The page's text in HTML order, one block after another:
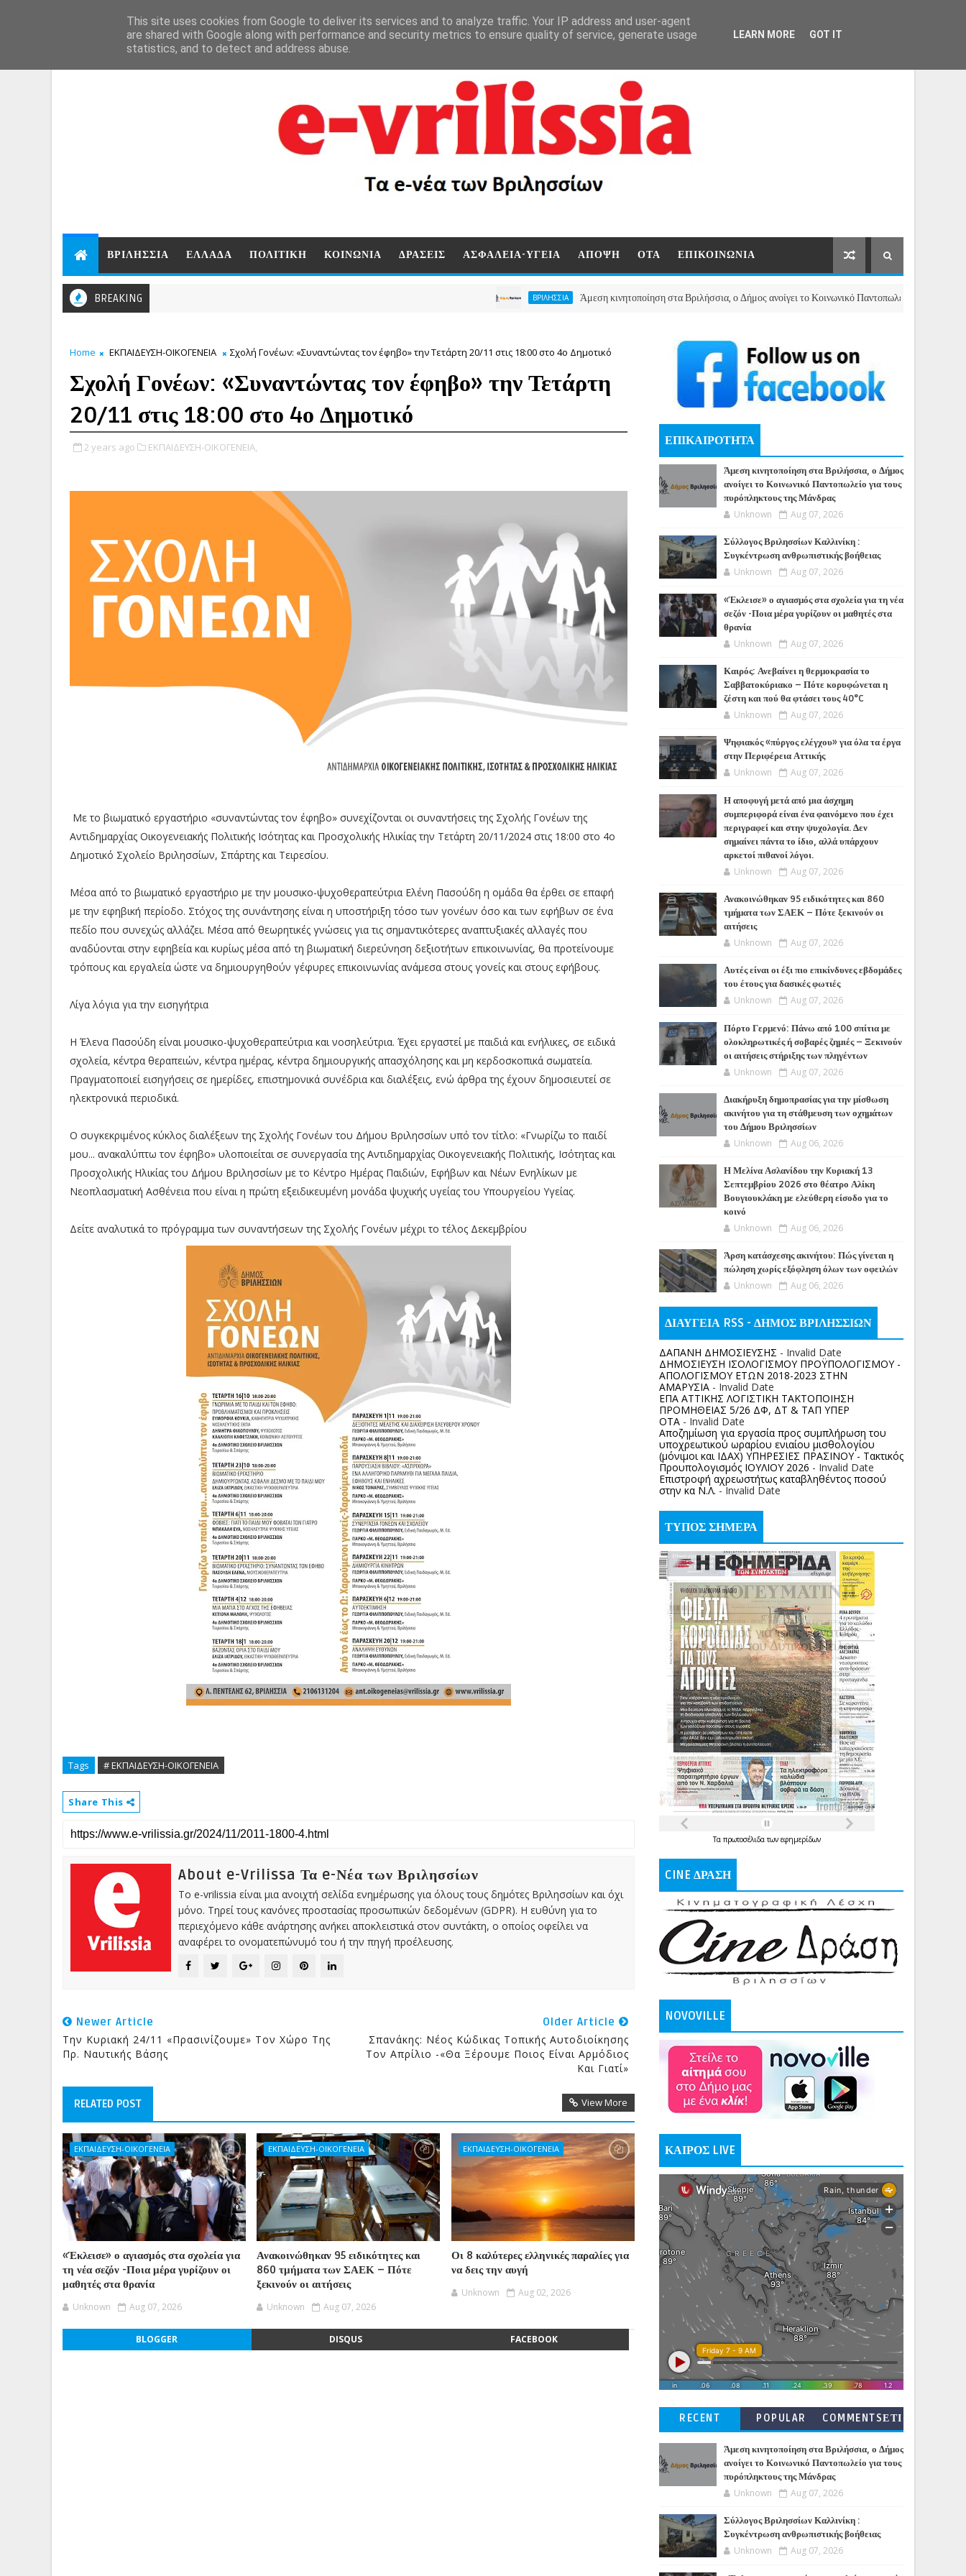
ΒΡΙΛΗΣΣΙΑ ΕΛΛΑΔΑ ΠΟΛΙΤΙΚΗ ΚΟΙΝΩΝΙΑ ΔΡΑΣΕΙΣ ΑΣΦΑΛΕΙΑ-ΥΓΕΙΑ ΑΠΟΨΗ ΟΤΑ ΕΠΙΚΟΙΝΩΝΙΑ
BREAKING ΒΡΙΛΗΣΣΙΑ Άμεση κινητοποίηση στα Βριλήσσια, ο Δήμος ανοίγει το Κοινωνικό Παντοπωλείο για τους
Home ΕΚΠΑΙΔΕΥΣΗ-ΟΙΚΟΓΕΝΕΙΑ Σχολή Γονέων: «Συναντώντας τον έφηβο» την Τετάρτη 20/11 στις 18:00 στο 4ο Δημοτικό
Σχολή Γονέων: «Συναντώντας τον έφηβο» την Τετάρτη
20/11 στις 18:00 στο 4ο Δημοτικό
2 years ago ΕΚΠΑΙΔΕΥΣΗ-ΟΙΚΟΓΕΝΕΙΑ,
Με το βιωματικό εργαστήριο «συναντώντας τον έφηβο» συνεχίζονται οι συναντήσεις της Σχολής Γονέων της
Αντιδημαρχίας Οικογενειακής Πολιτικής Ισότητας και Προσχολικής Ηλικίας την Τετάρτη 20/11/2024 στις 18:00 στο 4ο
Δημοτικό Σχολείο Βριλησσίων, Σπάρτης και Τειρεσίου.
Μέσα από το βιωματικό εργαστήριο με την μουσικο-ψυχοθεραπεύτρια Ελένη Πασούδη η ομάδα θα έρθει σε επαφή
με την εφηβική περίοδο. Στόχος της συνάντησης είναι η υποστήριξη τόσο των γονέων όσο και των εφήβων σε ένα
πεδίο που συνεχώς αλλάζει. Μέσα από θεωρητικές γνώσεις για τις σημαντικότερες αναπτυξιακές αλλαγές που
αναδύονται στην εφηβεία και κυρίως μέσα από τη βιωματική διερεύνηση δεξιοτήτων επικοινωνίας, θα προτείνουμε
τρόπους και εργαλεία ώστε να δημιουργηθούν γέφυρες επικοινωνίας ανάμεσα στους γονείς και στους εφήβους.
Λίγα λόγια για την εισηγήτρια
Η Έλενα Πασούδη είναι μουσικο-ψυχοθεραπεύτρια και νοσηλεύτρια. Έχει εργαστεί με παιδιά και ενήλικες, σε ειδικά
σχολεία, κέντρα θεραπειών, κέντρα ημέρας, κέντρα δημιουργικής απασχόλησης και μη κερδοσκοπικά σωματεία.
Πραγματοποιεί εισηγήσεις σε ημερίδες, επιστημονικά συνέδρια και διαλέξεις, ενώ άρθρα της έχουν δημοσιευτεί σε
ηλεκτρονικά περιοδικά.
Ο συγκεκριμένος κύκλος διαλέξεων της Σχολής Γονέων του Δήμου Βριλησσίων υπό τον τίτλο: «Γνωρίζω το παιδί
μου... ανακαλύπτω τον έφηβο» υλοποιείται σε συνεργασία της Αντιδημαρχίας Οικογενειακής Πολιτικής, Ισότητας και
Προσχολικής Ηλικίας του Δήμου Βριλησσίων με το Κέντρο Ημέρας Παιδιών, Εφήβων και Νέων Ενηλίκων με
Νεοπλασματική Ασθένεια που είναι η πρώτη εξειδικευμένη μονάδα ψυχικής υγείας του Υπουργείου Υγείας.
Δείτε αναλυτικά το πρόγραμμα των συναντήσεων της Σχολής Γονέων μέχρι το τέλος Δεκεμβρίου
Tags # ΕΚΠΑΙΔΕΥΣΗ-ΟΙΚΟΓΕΝΕΙΑ
Share This
About e-Vrilissa Τα e-Νέα των Βριλησσίων
Το e-vrilissia είναι μια ανοιχτή σελίδα ενημέρωσης για όλους τους δημότες Βριλησσίων και όχι
μόνο. Τηρεί τους κανόνες προστασίας προσωπικών δεδομένων (GDPR). Η ευθύνη για το
περιεχόμενο κάθε ανάρτησης ανήκει αποκλειστικά στον συντάκτη, ο οποίος οφείλει να
αναφέρει το ονοματεπώνυμό του ή την πηγή προέλευσης.
Newer Article
Tην Κυριακή 24/11 «πρασινίζουμε» Τον Χώρο Της
Πρ. Ναυτικής Βάσης
Older Article
Σπανάκης: Νέος Κώδικας Τοπικής Αυτοδιοίκησης
Τον Απρίλιο -«Θα Ξέρουμε Ποιος Είναι Αρμόδιος
Και Γιατί»
RELATED POST View More
ΕΚΠΑΙΔΕΥΣΗ-ΟΙΚΟΓΕΝΕΙΑ
«Έκλεισε» ο αγιασμός στα σχολεία για
τη νέα σεζόν -Ποια μέρα γυρίζουν οι
μαθητές στα θρανία
Unknown Aug 07, 2026
ΕΚΠΑΙΔΕΥΣΗ-ΟΙΚΟΓΕΝΕΙΑ
Ανακοινώθηκαν 95 ειδικότητες και
860 τμήματα των ΣΑΕΚ – Πότε
ξεκινούν οι αιτήσεις
Unknown Aug 07, 2026
ΕΚΠΑΙΔΕΥΣΗ-ΟΙΚΟΓΕΝΕΙΑ
Οι 8 καλύτερες ελληνικές παραλίες για
να δεις την αυγή
Unknown Aug 02, 2026
BLOGGER DISQUS FACEBOOK
ΕΠΙΚΑΙΡΟΤΗΤΑ
Άμεση κινητοποίηση στα Βριλήσσια, ο Δήμος
ανοίγει το Κοινωνικό Παντοπωλείο για τους
πυρόπληκτους της Μάνδρας
Unknown Aug 07, 2026
Σύλλογος Βριλησσίων Καλλινίκη :
Συγκέντρωση ανθρωπιστικής βοήθειας
Unknown Aug 07, 2026
«Έκλεισε» ο αγιασμός στα σχολεία για τη νέα
σεζόν -Ποια μέρα γυρίζουν οι μαθητές στα
θρανία
Unknown Aug 07, 2026
Καιρός: Ανεβαίνει η θερμοκρασία το
Σαββατοκύριακο – Πότε κορυφώνεται η
ζέστη και πού θα φτάσει τους 40°C
Unknown Aug 07, 2026
Ψηφιακός «πύργος ελέγχου» για όλα τα έργα
στην Περιφέρεια Αττικής
Unknown Aug 07, 2026
Η αποφυγή μετά από μια άσχημη
συμπεριφορά είναι ένα φαινόμενο που έχει
περιγραφεί και στην ψυχολογία. Δεν
σημαίνει πάντα το ίδιο, αλλά υπάρχουν
αρκετοί πιθανοί λόγοι.
Unknown Aug 07, 2026
Ανακοινώθηκαν 95 ειδικότητες και 860
τμήματα των ΣΑΕΚ – Πότε ξεκινούν οι
αιτήσεις
Unknown Aug 07, 2026
Αυτές είναι οι έξι πιο επικίνδυνες εβδομάδες
του έτους για δασικές φωτιές
Unknown Aug 07, 2026
Πόρτο Γερμενό: Πάνω από 100 σπίτια με
ολοκληρωτικές ή σοβαρές ζημιές – Ξεκινούν
οι αιτήσεις στήριξης των πληγέντων
Unknown Aug 07, 2026
Διακήρυξη δημοπρασίας για την μίσθωση
ακινήτου για τη στάθμευση των οχημάτων
του Δήμου Βριλησσίων
Unknown Aug 06, 2026
Η Μελίνα Ασλανίδου την Kυριακή 13
Σεπτεμβρίου 2026 στο θέατρο Αλίκη
Βουγιουκλάκη με ελεύθερη είσοδο για το
κοινό
Unknown Aug 06, 2026
Άρση κατάσχεσης ακινήτου: Πώς γίνεται η
πώληση χωρίς εξόφληση όλων των οφειλών
Unknown Aug 06, 2026
ΔΙΑΥΓΕΙΑ RSS - ΔΗΜΟΣ ΒΡΙΛΗΣΣΙΩΝ
ΔΑΠΑΝΗ ΔΗΜΟΣΙΕΥΣΗΣ - Invalid Date
ΔΗΜΟΣΙΕΥΣΗ ΙΣΟΛΟΓΙΣΜΟΥ ΠΡΟΫΠΟΛΟΓΙΣΜΟΥ -
ΑΠΟΛΟΓΙΣΜΟΥ ΕΤΩΝ 2018-2023 ΣΤΗΝ
ΑΜΑΡΥΣΙΑ - Invalid Date
ΕΠΑ ΑΤΤΙΚΗΣ ΛΟΓΙΣΤΙΚΗ ΤΑΚΤΟΠΟΙΗΣΗ
ΠΡΟΜΗΘΕΙΑΣ 5/26 ΔΦ, ΔΤ & ΤΑΠ ΥΠΕΡ
ΟΤΑ - Invalid Date
Αποζημίωση για εργασία προς συμπλήρωση του
υποχρεωτικού ωραρίου ενιαίου μισθολογίου
(μόνιμοι και ΙΔΑΧ) ΥΠΗΡΕΣΙΕΣ ΠΡΑΣΙΝΟΥ - Τακτικός
Προυπολογισμός ΙΟΥΛΙΟΥ 2026 - Invalid Date
Επιστροφή αχρεωστήτως καταβληθέντος ποσoύ
στην κα Ν.Λ. - Invalid Date
ΤΥΠΟΣ ΣΗΜΕΡΑ
Τα πρωτοσέλιδατων εφημερίδων
CINE ΔΡΑΣΗ
NOVOVILLE
ΚΑΙΡΟΣ LIVE
RECENT POPULAR
COMMENTSΕΤΙ
Άμεση κινητοποίηση στα Βριλήσσια, ο Δήμος
ανοίγει το Κοινωνικό Παντοπωλείο για τους
πυρόπληκτους της Μάνδρας
Unknown Aug 07, 2026
Σύλλογος Βριλησσίων Καλλινίκη :
Συγκέντρωση ανθρωπιστικής βοήθειας
Unknown Aug 07, 2026
This site uses cookies from Google to deliver its services and to analyze traffic. Your IP address and user-agent
are shared with Google along with performance and security metrics to ensure quality of service, generate usage
statistics, and to detect and address abuse.
LEARN MORE GOT IT